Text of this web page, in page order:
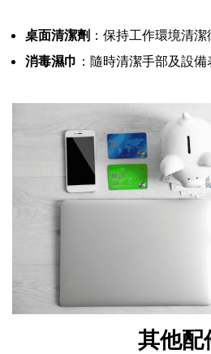
桌面清潔劑 ：保持工作環境清潔
消毒濕巾 ：隨時清潔手部及設備
其他配